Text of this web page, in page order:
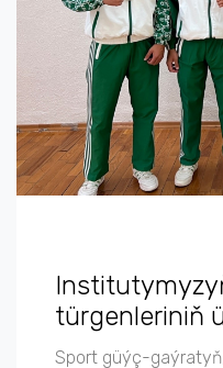
türgenleriniň
Sport güýç-